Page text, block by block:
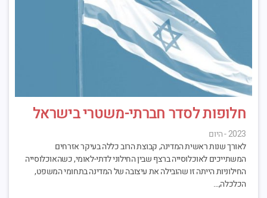
חלופות לסדר חברתי-משטרי בישראל
2023 - היום
לאורך שנות ראשית המדינה, קבוצת הרוב כללה בעיקר אזרחים
המשתייכים לאוכלוסייה ברצף שבין החילוני לדתי-לאומי, כשהאוכלוסייה
החילוניות הייתה זו שהובילה את עיצובה של המדינה בתחומי המשפט,
הכלכלה,…